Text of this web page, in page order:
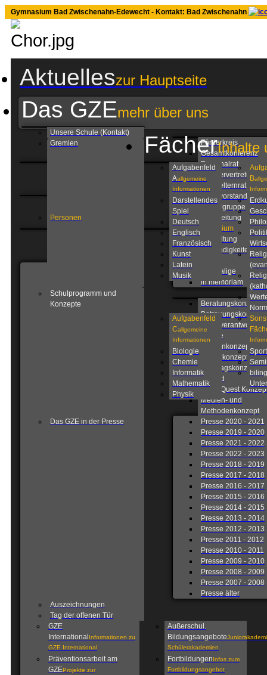
Gymnasium Bad Zwischenahn-Edewecht - Kontakt: Bad Zwischenahn
Aktuelleszur Hauptseite
Das GZEmehr über uns
Unsere Schule (Kontakt)
Gremien
Förderkreis
Gesamtkonferenz
Personalrat
Schülervertretung
Schulelternrat
Schulvorstand
Steuergruppe
Personen
Schulleitung
Kollegium
Verwaltung
Zuständigkeiten am
Ehemalige
in memoriam
Schulprogramm und
Konzepte
Beratungskonzept
Betreuungskonzept
Schule
Fahrtenkonzept
Förderkonzept
Ganztagskonzept
Leitbild
Lions Quest
Medien- und
Methodenkonzept
Das GZE in der Presse
Presse 2020 - 2021
Presse 2019 - 2020
Presse 2021 - 2022
Presse 2022 - 2023
Presse 2018 - 2019
Presse 2017 - 2018
Presse 2016 - 2017
Presse 2015 - 2016
Presse 2014 - 2015
Presse 2013 - 2014
Presse 2012 - 2013
Presse 2011 - 2012
Presse 2010 - 2011
Presse 2009 - 2010
Presse 2008 - 2009
Presse 2007 - 2008
Presse älter
Auszeichnungen
Tag der offenen Tür
FächerInhalte
Aufgabenfeld
Aallgemeine
Informationen
Darstellendes
Spiel
Deutsch
Englisch
Französisch
Kunst
Latein
Musik
B
Aufgabenfeld
Callgemeine
Informationen
Biologie
Chemie
Informatik
Mathematik
Physik
Sport
GZE
International Informationen zu
GZE International
Präventionsarbeit am
GZEProjekte zur
Außerschul.
Bildungsangebote
Schülerakademien
FortbildungenInfos zum
Fortbildungsangebot